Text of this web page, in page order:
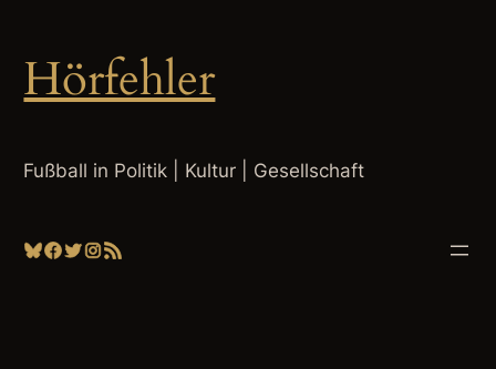
springen
Hörfehler
Fußball in Politik | Kultur | Gesellschaft
Bluesky
Facebook
Twitter
Instagram
RSS-Feed